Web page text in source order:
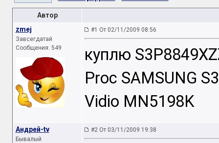
Автор
zmej
Завсегдатай
Сообщения: 549
#1 От 02/11/2009 08:56
куплю
Proc SAMSUNG
Vidio MN5198K
Андрей-tv
Бывалый
#2 От 03/11/2009 19:38